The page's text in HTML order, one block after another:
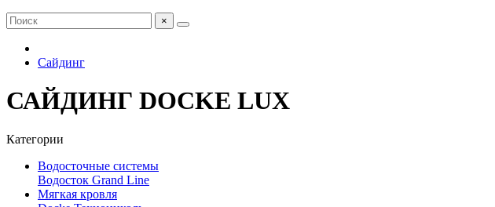
×
Сайдинг
САЙДИНГ DOCKE LUX
Категории
Водосточные системы
Водосток Grand Line
Мягкая кровля